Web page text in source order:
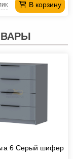
В корзину
6 Серый шифер